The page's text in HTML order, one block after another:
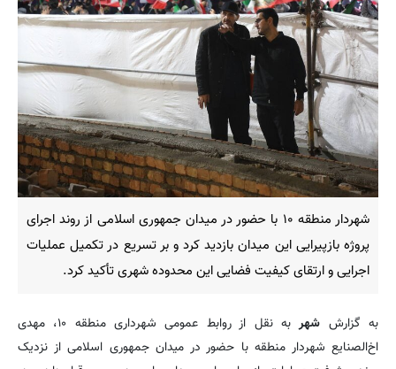
شهردار منطقه ۱۰ با حضور در میدان جمهوری اسلامی از روند اجرای
پروژه بازپیرایی این میدان بازدید کرد و بر تسریع در تکمیل عملیات
اجرایی و ارتقای کیفیت فضایی این محدوده شهری تأکید کرد.
به گزارش شهر
به نقل از روابط عمومی شهرداری منطقه ۱۰، مهدی
اخ‌الصنایع شهردار منطقه با حضور در میدان جمهوری اسلامی از نزدیک